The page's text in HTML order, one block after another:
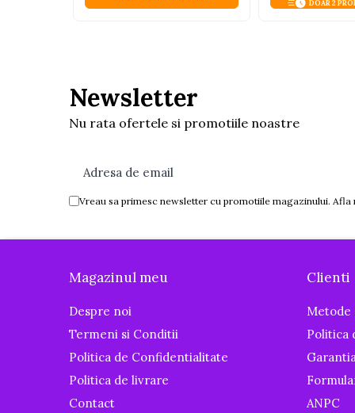
Baia bebelusului
Termometre pentru baie
Halate de baie
Cutii pentru suzete si depozitare
Periute de dinti
Scutece si accesorii
DOAR 2
Newsletter
Nu rata ofertele si promotiile noastre
Vreau sa primesc newsletter cu promotiile magazinului. Afla
Magazinul meu
Despre noi
Termeni si Conditii
Politica de Confidentialitate
Politica de livrare
Contact
Clienti
Metode
Politica
ANPC